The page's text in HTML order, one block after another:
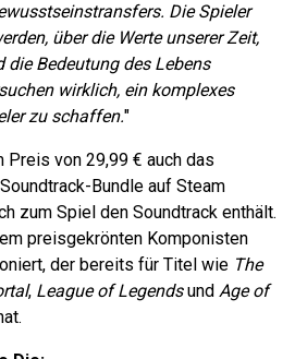
Die Spieler
über die Werte unserer Zeit,
die Bedeutung des Lebens
wirklich, ein komplexes
zu schaffen."
Preis von 29,99 € auch das
Soundtrack-Bundle auf Steam
zum Spiel den Soundtrack enthält.
preisgekrönten Komponisten
der bereits für Titel wie The
, League of Legendsund Age of